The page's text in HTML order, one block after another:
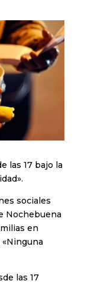
las 17 bajo la
sociales
Nochebuena
en
las 17